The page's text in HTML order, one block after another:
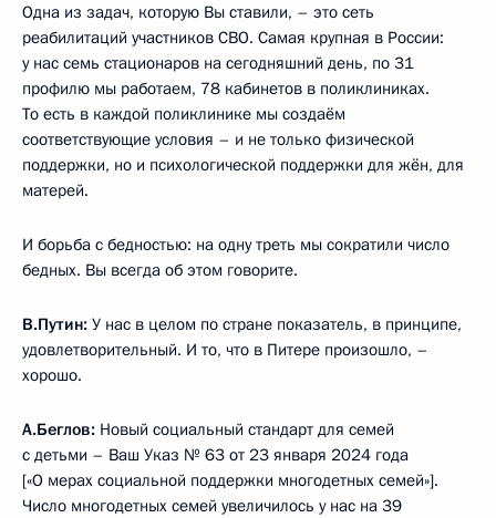
Одна из задач, которую Вы ставили, – это сеть
реабилитаций участников СВО. Самая крупная в России:
у нас семь стационаров на сегодняшний день, по 31
профилю мы работаем, 78 кабинетов в поликлиниках.
То есть в каждой поликлинике мы создаём
соответствующие условия – и не только физической
поддержки, но и психологической поддержки для жён, для
матерей.
И борьба с бедностью: на одну треть мы сократили число
бедных. Вы всегда об этом говорите.
В.Путин: У нас в целом по стране показатель, в принципе,
удовлетворительный. И то, что в Питере произошло, –
хорошо.
А.Беглов: Новый социальный стандарт для семей
с детьми – Ваш Указ № 63 от 23 января 2024 года
[«О мерах социальной поддержки многодетных семей»].
Число многодетных семей увеличилось у нас на 39